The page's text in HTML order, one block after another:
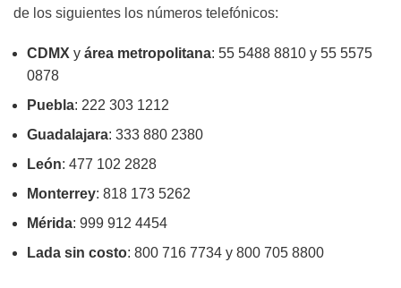
de los siguientes los números telefónicos:
CDMX y área metropolitana: 55 5488 8810 y 55 5575
0878
Puebla: 222 303 1212
Guadalajara: 333 880 2380
León: 477 102 2828
Monterrey: 818 173 5262
Mérida: 999 912 4454
Lada sin costo: 800 716 7734 y 800 705 8800